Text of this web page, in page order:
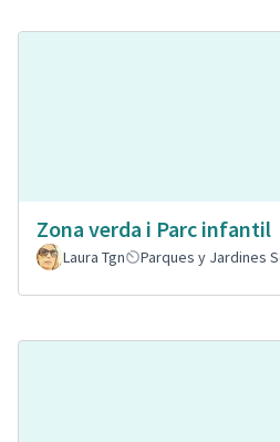
Zona verda i Parc infantil
Laura Tgn
Parques y Jardines